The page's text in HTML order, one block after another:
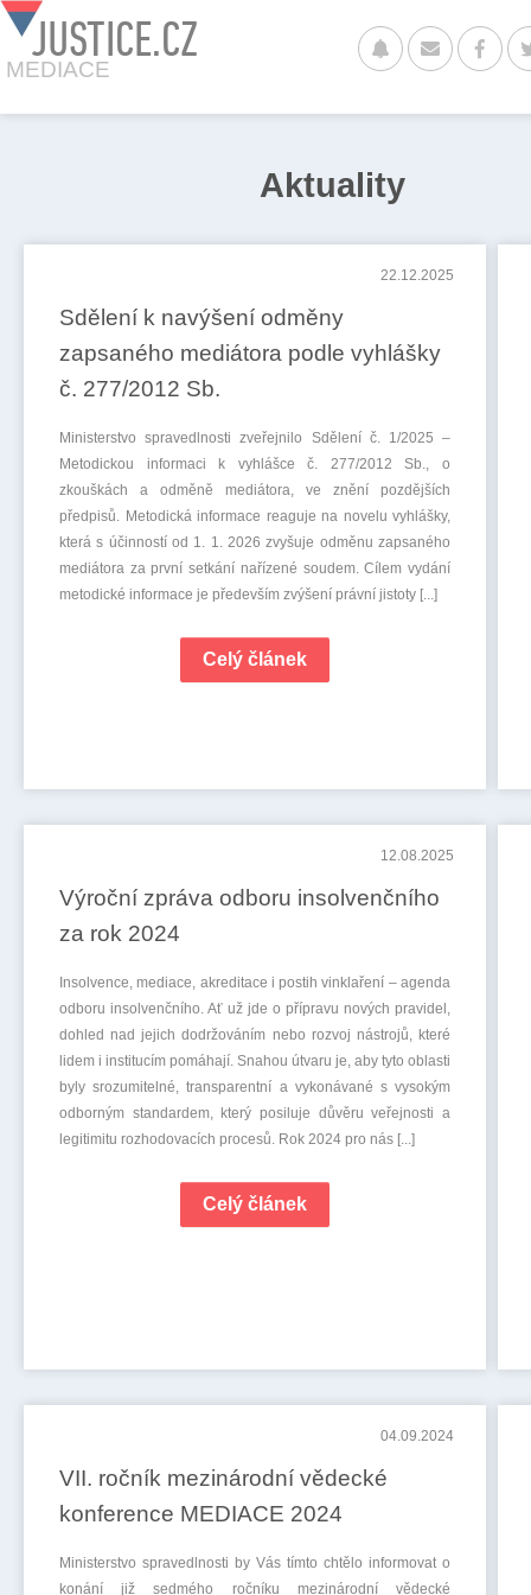
JUSTICE.CZ
MEDIACE
Aktuality
22.12.2025
Sdělení k navýšení odměny
zapsaného mediátora podle vyhlášky
č. 277/2012 Sb.
Ministerstvo spravedlnosti zveřejnilo Sdělení č. 1/2025 –
Metodickou informaci k vyhlášce č. 277/2012 Sb., o
zkouškách a odměně mediátora, ve znění pozdějších
předpisů. Metodická informace reaguje na novelu vyhlášky,
která s účinností od 1. 1. 2026 zvyšuje odměnu zapsaného
mediátora za první setkání nařízené soudem. Cílem vydání
metodické informace je především zvýšení právní jistoty [...]
Celý článek
12.08.2025
Výroční zpráva odboru insolvenčního
za rok 2024
Insolvence, mediace, akreditace i postih vinklaření – agenda
odboru insolvenčního. Ať už jde o přípravu nových pravidel,
dohled nad jejich dodržováním nebo rozvoj nástrojů, které
lidem i institucím pomáhají. Snahou útvaru je, aby tyto oblasti
byly srozumitelné, transparentní a vykonávané s vysokým
odborným standardem, který posiluje důvěru veřejnosti a
legitimitu rozhodovacích procesů. Rok 2024 pro nás [...]
Celý článek
04.09.2024
VII. ročník mezinárodní vědecké
konference MEDIACE 2024
Ministerstvo spravedlnosti by Vás tímto chtělo informovat o
konání již sedmého ročníku mezinárodní vědecké